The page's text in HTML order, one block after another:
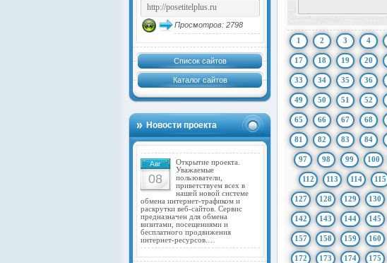
Просмотров: 2798
Список сайтов
Каталог сайтов
Новости проекта
Авг
08
Открытие проекта.
Уважаемые
пользователи,
приветствуем всех в
нашей новой системе
обмена интернет-трафиком и
раскрутки веб-сайтов. Сервис
предназначен для обмена
визитами, посещениями и
бесплатного продвижения
интернет-ресурсов.…
1 2 3 4
17 18 19 20
33 34 35 36
49 50 51 52
65 66 67 68
81 82 83 84
97 98 99 100
112 113 114 115
127 128 129 130
142 143 144 145
157 158 159 160
172 173 174 175